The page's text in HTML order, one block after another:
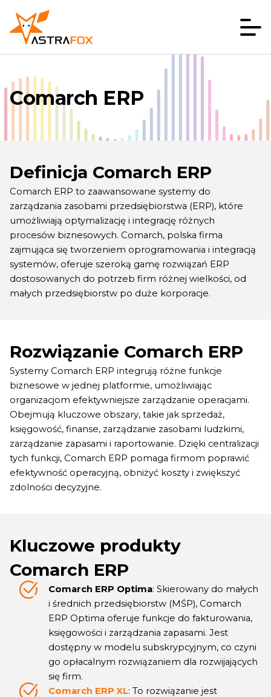
Comarch ERP
Definicja Comarch ERP
Comarch ERP to zaawansowane systemy do
zarządzania zasobami przedsiębiorstwa (ERP), które
umożliwiają optymalizację i integrację różnych
procesów biznesowych. Comarch, polska firma
zajmująca się tworzeniem oprogramowania i integracją
systemów, oferuje szeroką gamę rozwiązań ERP
dostosowanych do potrzeb firm różnej wielkości, od
małych przedsiębiorstw po duże korporacje.
Rozwiązanie Comarch ERP
Systemy Comarch ERP integrują różne funkcje
biznesowe w jednej platformie, umożliwiając
organizacjom efektywniejsze zarządzanie operacjami.
Obejmują kluczowe obszary, takie jak sprzedaż,
księgowość, finanse, zarządzanie zasobami ludzkimi,
zarządzanie zapasami i raportowanie. Dzięki centralizacji
tych funkcji, Comarch ERP pomaga firmom poprawić
efektywność operacyjną, obniżyć koszty i zwiększyć
zdolności decyzyjne.
Kluczowe produkty
Comarch ERP
Comarch ERP Optima: Skierowany do małych
i średnich przedsiębiorstw (MŚP), Comarch
ERP Optima oferuje funkcje do fakturowania,
księgowości i zarządzania zapasami. Jest
dostępny w modelu subskrypcyjnym, co czyni
go opłacalnym rozwiązaniem dla rozwijających
się firm.
Comarch ERP XL: To rozwiązanie jest